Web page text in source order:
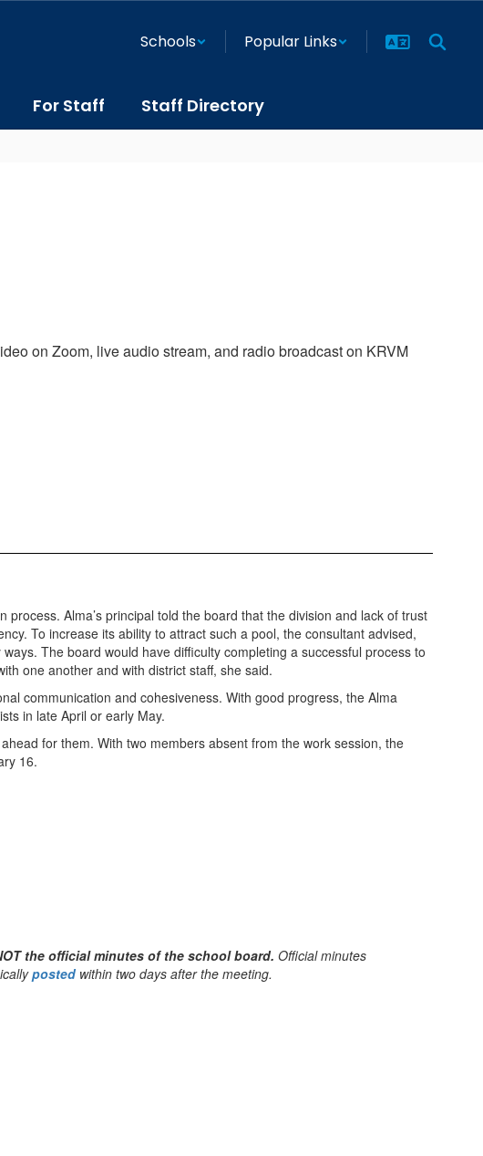
Schools Popular Links
For Staff Staff Directory
on Zoom, live audio stream, and radio broadcast on KRVM
Alma’s principal told the board that the division and lack of trust
To increase its ability to attract such a pool, the consultant advised,
The board would have difficulty completing a successful process to
one another and with district staff, she said.
communication and cohesiveness. With good progress, the Alma
in late April or early May.
for them. With two members absent from the work session, the
16.
the official minutes of the school board. Official minutes
posted within two days after the meeting.